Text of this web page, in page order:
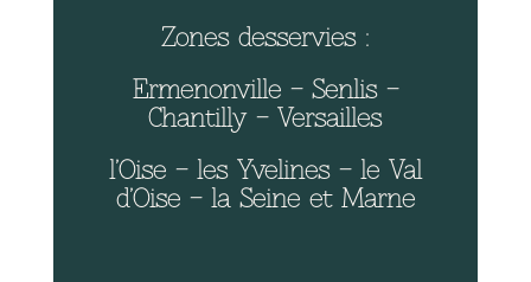
Zones desservies :
Ermenonville– Senlis–
Chantilly– Versailles
l’Oise– les Yvelines – le Val
d’Oise – la Seine et Marne